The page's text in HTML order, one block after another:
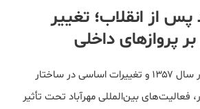
پس از انقلاب؛ تغییر
پروازهای داخلی
با وقوع انقلاب اسلامی در سال ۱۳۵۷ و تغییرات اساسی در ساختار
بین‌المللی مهرآباد تحت تأثیر